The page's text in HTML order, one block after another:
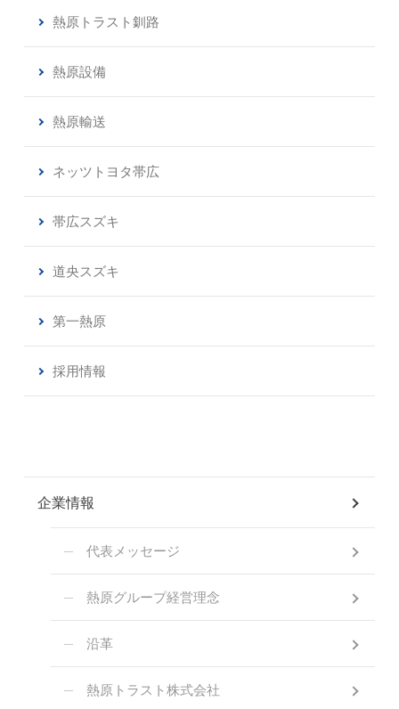
熱原トラスト釧路
熱原設備
熱原輸送
ネッツトヨタ帯広
帯広スズキ
道央スズキ
第一熱原
採用情報
企業情報
代表メッセージ
熱原グループ経営理念
沿革
熱原トラスト株式会社